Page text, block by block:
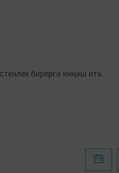
бирергә киңәш итә.